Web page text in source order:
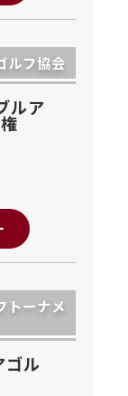
ルフ協会
ルア
トーナメ
ル